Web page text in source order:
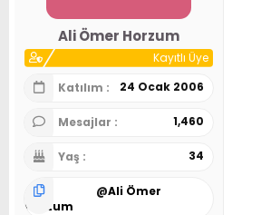
Ali Ömer Horzum
Kayıtlı Üye
Katılım
24 Ocak 2006
Mesajlar 1,460
Yaş 34
@Ali Ömer
Horzum